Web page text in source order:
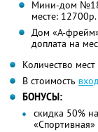
Мини-дом №18
месте:
Дом «А-
доплата на
Количество
В стоимость
БОНУСЫ:
скидка 50%
«Спортивная»